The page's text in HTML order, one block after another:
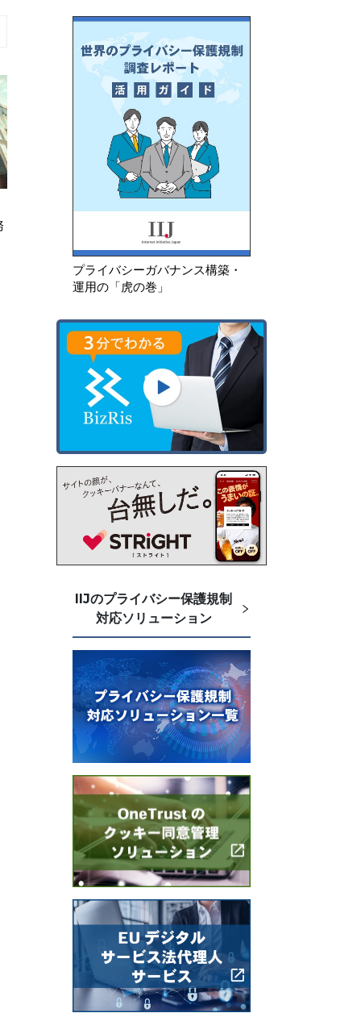
EDPB、生成AIの文脈におけるウ
ェブスクレイピングに関するガイ
ドライン案を公表
プライバシーガバナンス構築・
運用の「虎の巻」
IIJのプライバシー保護規制
対応ソリューション